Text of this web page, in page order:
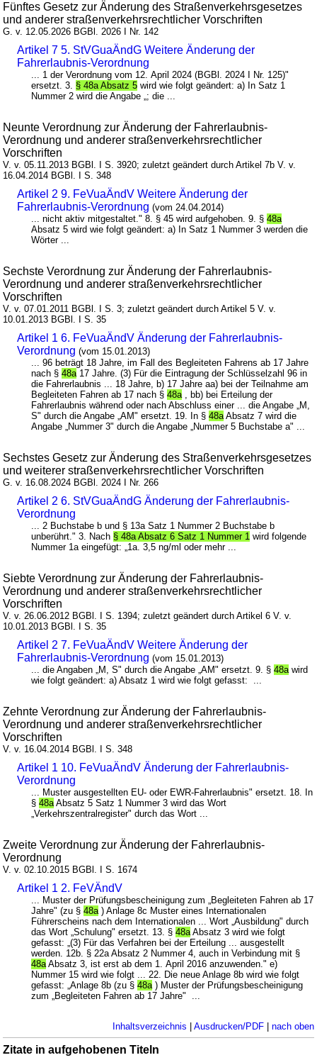
Fünftes Gesetz zur Änderung des Straßenverkehrsgesetzes
und anderer straßenverkehrsrechtlicher Vorschriften
G. v. 12.05.2026 BGBl. 2026 I Nr. 142
Artikel 7 5. StVGuaÄndG Weitere Änderung der
Fahrerlaubnis-Verordnung
... 1 der Verordnung vom 12. April 2024 (BGBl. 2024 I Nr. 125)"
ersetzt. 3. § 48a Absatz 5 wird wie folgt geändert: a) In Satz 1
Nummer 2 wird die Angabe „; die ...
Neunte Verordnung zur Änderung der Fahrerlaubnis-
Verordnung und anderer straßenverkehrsrechtlicher
Vorschriften
V. v. 05.11.2013 BGBl. I S. 3920; zuletzt geändert durch Artikel 7b V. v.
16.04.2014 BGBl. I S. 348
Artikel 2 9. FeVuaÄndV Weitere Änderung der
Fahrerlaubnis-Verordnung (vom 24.04.2014)
... nicht aktiv mitgestaltet." 8. § 45 wird aufgehoben. 9. §48a
Absatz 5 wird wie folgt geändert: a) In Satz 1 Nummer 3 werden die
Wörter ...
Sechste Verordnung zur Änderung der Fahrerlaubnis-
Verordnung und anderer straßenverkehrsrechtlicher
Vorschriften
V. v. 07.01.2011 BGBl. I S. 3; zuletzt geändert durch Artikel 5 V. v.
10.01.2013 BGBl. I S. 35
Artikel 1 6. FeVuaÄndV Änderung der Fahrerlaubnis-
Verordnung (vom 15.01.2013)
... 96 beträgt 18 Jahre, im Fall des Begleiteten Fahrens ab 17 Jahre
nach §48a 17 Jahre. (3) Für die Eintragung der Schlüsselzahl 96 in
die Fahrerlaubnis ... 18 Jahre, b) 17 Jahre aa) bei der Teilnahme am
Begleiteten Fahren ab 17 nach §48a , bb) bei Erteilung der
Fahrerlaubnis während oder nach Abschluss einer ... die Angabe „M,
S" durch die Angabe „AM" ersetzt. 19. In §48a Absatz 7 wird die
Angabe „Nummer 3" durch die Angabe „Nummer 5 Buchstabe a" ...
Sechstes Gesetz zur Änderung des Straßenverkehrsgesetzes
und weiterer straßenverkehrsrechtlicher Vorschriften
G. v. 16.08.2024 BGBl. 2024 I Nr. 266
Artikel 2 6. StVGuaÄndG Änderung der Fahrerlaubnis-
Verordnung
... 2 Buchstabe b und § 13a Satz 1 Nummer 2 Buchstabe b
unberührt." 3. Nach § 48a Absatz 6 Satz 1 Nummer 1 wird folgende
Nummer 1a eingefügt: „1a. 3,5 ng/ml oder mehr ...
Siebte Verordnung zur Änderung der Fahrerlaubnis-
Verordnung und anderer straßenverkehrsrechtlicher
Vorschriften
V. v. 26.06.2012 BGBl. I S. 1394; zuletzt geändert durch Artikel 6 V. v.
10.01.2013 BGBl. I S. 35
Artikel 2 7. FeVuaÄndV Weitere Änderung der
Fahrerlaubnis-Verordnung (vom 15.01.2013)
... die Angaben „M, S" durch die Angabe „AM" ersetzt. 9. §48a wird
wie folgt geändert: a) Absatz 1 wird wie folgt gefasst: ...
Zehnte Verordnung zur Änderung der Fahrerlaubnis-
Verordnung und anderer straßenverkehrsrechtlicher
Vorschriften
V. v. 16.04.2014 BGBl. I S. 348
Artikel 1 10. FeVuaÄndV Änderung der Fahrerlaubnis-
Verordnung
... Muster ausgestellten EU- oder EWR-Fahrerlaubnis" ersetzt. 18. In
§48a Absatz 5 Satz 1 Nummer 3 wird das Wort
„Verkehrszentralregister" durch das Wort ...
Zweite Verordnung zur Änderung der Fahrerlaubnis-
Verordnung
V. v. 02.10.2015 BGBl. I S. 1674
Artikel 1 2. FeVÄndV
... Muster der Prüfungsbescheinigung zum „Begleiteten Fahren ab 17
Jahre" (zu §48a ) Anlage 8c Muster eines Internationalen
Führerscheins nach dem Internationalen ... Wort „Ausbildung" durch
das Wort „Schulung" ersetzt. 13. §48a Absatz 3 wird wie folgt
gefasst: „(3) Für das Verfahren bei der Erteilung ... ausgestellt
werden. 12b. § 22a Absatz 2 Nummer 4, auch in Verbindung mit §
48a Absatz 3, ist erst ab dem 1. April 2016 anzuwenden." e)
Nummer 15 wird wie folgt ... 22. Die neue Anlage 8b wird wie folgt
gefasst: „Anlage 8b (zu §48a ) Muster der Prüfungsbescheinigung
zum „Begleiteten Fahren ab 17 Jahre" ...
Inhaltsverzeichnis | Ausdrucken/PDF| nach oben
Zitate in aufgehobenen Titeln